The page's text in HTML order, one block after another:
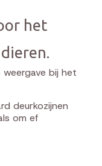
het
bij het
deurkozijnen
om ef